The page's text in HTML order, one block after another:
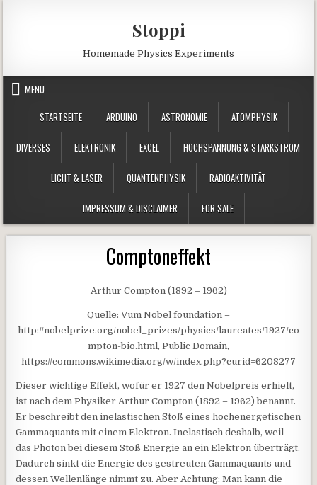
Stoppi
Homemade Physics Experiments
MENU
STARTSEITE
ARDUINO ASTRONOMIE ATOMPHYSIK
DIVERSES ELEKTRONIK EXCEL HOCHSPANNUNG & STARKSTROM
LICHT & LASER QUANTENPHYSIK RADIOAKTIVITÄT
IMPRESSUM & DISCLAIMER FOR SALE
Comptoneffekt
Arthur Compton (1892 – 1962)
Quelle: Vum Nobel foundation –
http://nobelprize.org/nobel_prizes/physics/laureates/1927/co
mpton-bio.html, Public Domain,
https://commons.wikimedia.org/w/index.php?curid=6208277
Dieser wichtige Effekt, wofür er 1927 den Nobelpreis erhielt,
ist nach dem Physiker Arthur Compton (1892 – 1962) benannt.
Er beschreibt den inelastischen Stoß eines hochenergetischen
Gammaquants mit einem Elektron. Inelastisch deshalb, weil
das Photon bei diesem Stoß Energie an ein Elektron überträgt.
Dadurch sinkt die Energie des gestreuten Gammaquants und
dessen Wellenlänge nimmt zu. Aber Achtung: Man kann die